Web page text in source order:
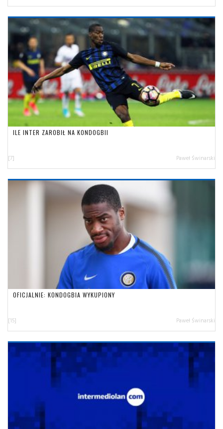
ILE INTER ZAROBIŁ NA KONDOGBII
[7] Paweł Świnarski
OFICJALNIE: KONDOGBIA WYKUPIONY
[15] Paweł Świnarski